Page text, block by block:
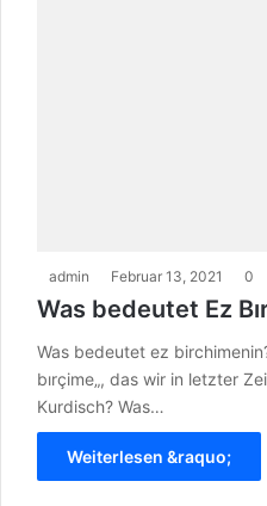
admin Februar 13, 2021 0
Was bedeutet Ez
Was bedeutet ez
bırçime„, das wir in letzter
Kurdisch? Was…
Weiterlesen &raquo;